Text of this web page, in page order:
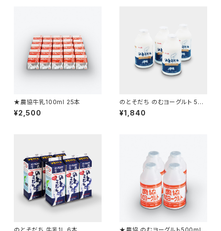
★農協牛乳100ml 25本
¥2,500
のとそだち のむヨーグルト 500
ml 4本
¥1,840